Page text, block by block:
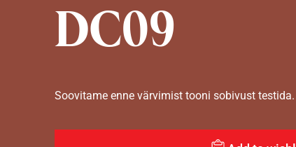
DC09
Soovitame enne värvimist tooni sobivust testida.